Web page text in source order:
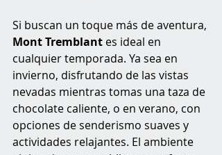
Si buscan un toque más de aventura,
Mont Tremblant es ideal en
cualquier temporada. Ya sea en
invierno, disfrutando de las vistas
nevadas mientras tomas una taza de
chocolate caliente, o en verano, con
opciones de senderismo suaves y
actividades relajantes. El ambiente